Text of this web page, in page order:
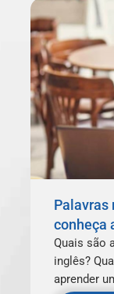
Palavras
conheça
Quais são
inglês?
aprender